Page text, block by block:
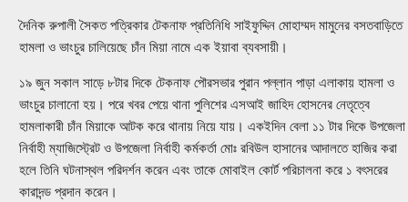
দৈনিক রুপালী সৈকত পত্রিকার টেকনাফ প্রতিনিধি সাইফুদ্দিন মোহাম্মদ মামুনের বসতবাড়িতে
হামলা ও ভাংচুর চালিয়েছে চাঁন মিয়া নামে এক ইয়াবা ব্যবসায়ী।
১৯ জুন সকাল সাড়ে ৮টার দিকে টেকনাফ পৌরসভার পুরান পল্লান পাড়া এলাকায় হামলা ও
ভাংচুর চালানো হয়। পরে খবর পেয়ে থানা পুলিশের এসআই জাহিদ হোসনের নেতৃত্বে
হামলাকারী চাঁন মিয়াকে আটক করে থানায় নিয়ে যায়। একইদিন বেলা ১১ টার দিকে উপজেলা
নির্বাহী ম্যাজিস্ট্রেট ও উপজেলা নির্বাহী কর্মকর্তা মোঃ রবিউল হাসানের আদালতে হাজির করা
হলে তিনি ঘটনাস্থল পরিদর্শন করেন এবং তাকে মোবাইল কোর্ট পরিচালনা করে ১ বৎসরের
কারাদন্ড প্রদান করেন।